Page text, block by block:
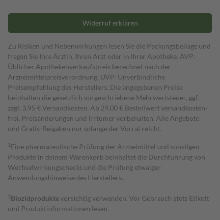
Widerruf erklären
Zu Risiken und Nebenwirkungen lesen Sie die Packungsbeilage und
fragen Sie Ihre Ärztin, Ihren Arzt oder in Ihrer Apotheke. AVP:
Üblicher Apothekenverkaufspreis berechnet nach der
Arzneimittelpreisverordnung. UVP: Unverbindliche
Preisempfehlung des Herstellers. Die angegebenen Preise
beinhalten die gesetzlich vorgeschriebene Mehrwertsteuer, ggf.
zzgl. 3,95 € Versandkosten. Ab 29,00 € Bestell­wert versand­kosten­
frei. Preisänderungen und Irrtümer vorbehalten. Alle Angebote
und Gratis-Beigaben nur solange der Vorrat reicht.
1 Eine pharmazeutische Prüfung der Arzneimittel und sonstigen
Produkte in deinem Warenkorb beinhaltet die Durchführung von
Wechselwirkungschecks und die Prüfung etwaiger
Anwendungshinweise des Herstellers.
2Biozidproduktevorsichtig verwenden. Vor Gebrauch stets Etikett
und Produktinformationen lesen.